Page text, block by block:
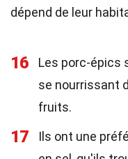
dépend de leur
16
Les porc-épics
se nourrissant
fruits.
17
Ils ont une